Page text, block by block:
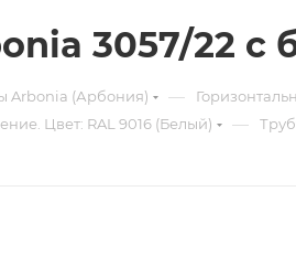
3057/22 с
Arbonia (Арбония) —
Цвет: RAL 9016 (Белый) —